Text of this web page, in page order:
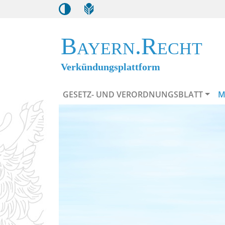
Bayern.Recht
Verkündungsplattform
GESETZ- UND VERORDNUNGSBLATT